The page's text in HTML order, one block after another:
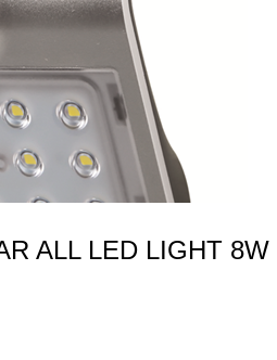
ALL LED LIGHT